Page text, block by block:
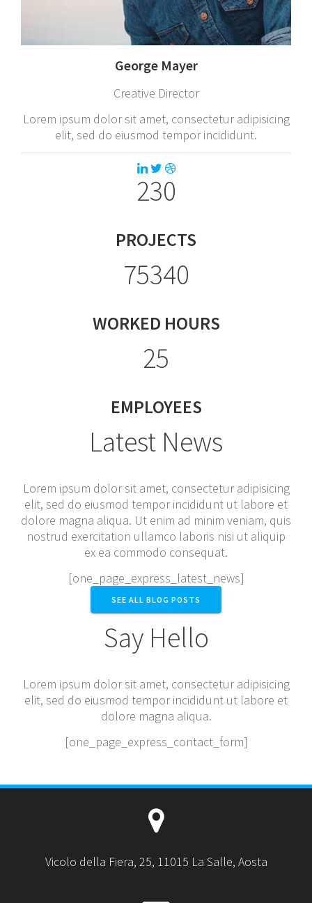
George Mayer
Creative Director
Lorem ipsum dolor sit amet, consectetur adipisicing
elit, sed do eiusmod tempor incididunt.
230
PROJECTS
75340
WORKED HOURS
25
EMPLOYEES
Latest News
Lorem ipsum dolor sit amet, consectetur adipisicing
elit, sed do eiusmod tempor incididunt ut labore et
dolore magna aliqua. Ut enim ad minim veniam, quis
nostrud exercitation ullamco laboris nisi ut aliquip
ex ea commodo consequat.
[one_page_express_latest_news]
SEE ALL BLOG POSTS
Say Hello
Lorem ipsum dolor sit amet, consectetur adipisicing
elit, sed do eiusmod tempor incididunt ut labore et
dolore magna aliqua.
[one_page_express_contact_form]
Vicolo della Fiera, 25, 11015 La Salle, Aosta